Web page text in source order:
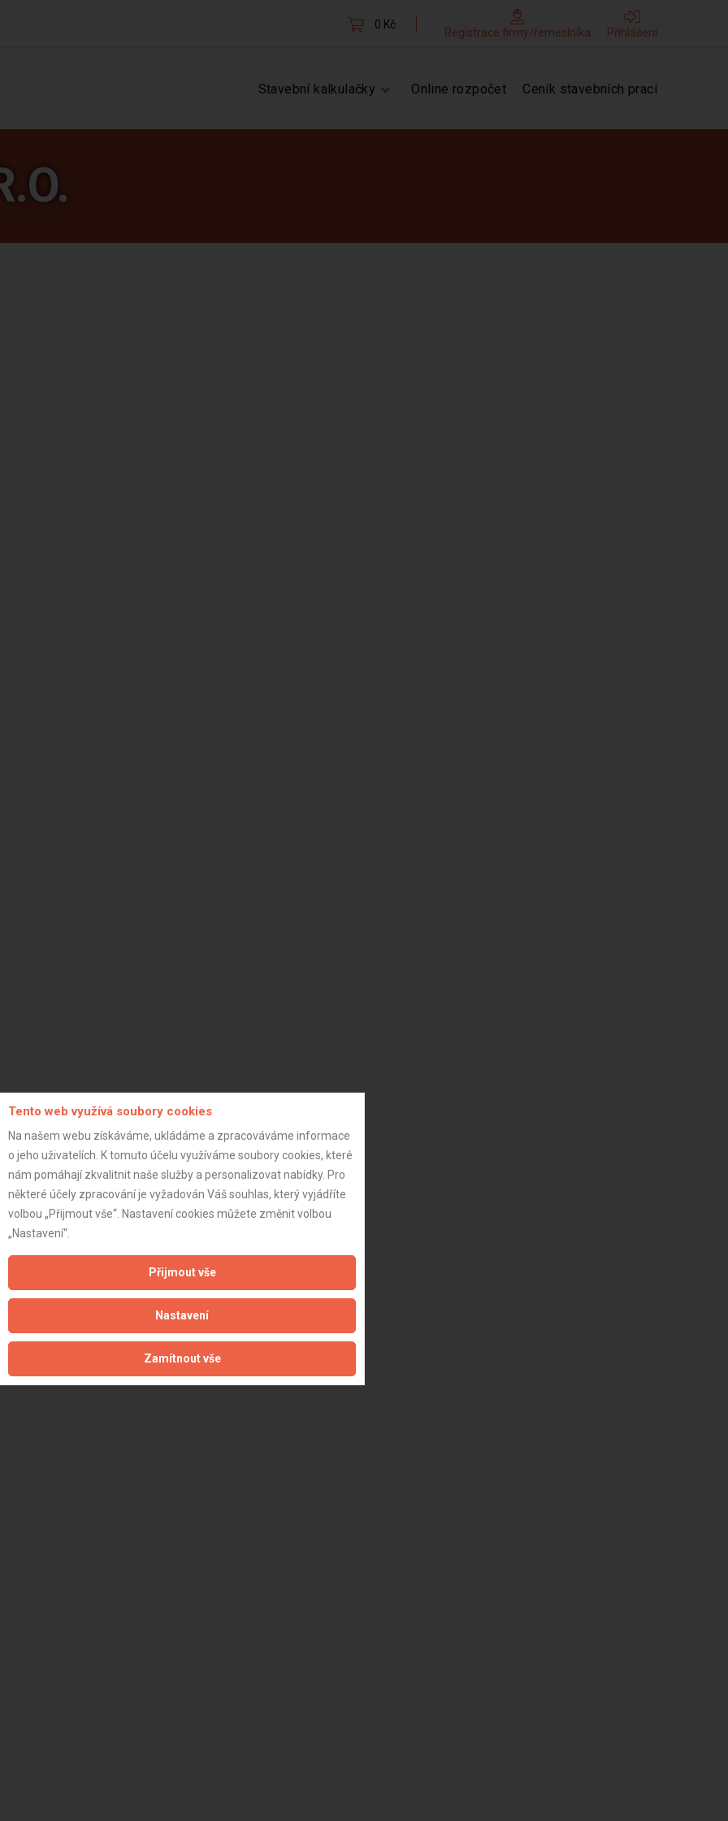
0 Kč
Registrace firmy/řemeslníka Přihlášení
Stavební kalkulačky Online rozpočet Ceník stavebních prací
Tento web využívá soubory cookies
Na našem webu získáváme, ukládáme a zpracováváme informace
o jeho uživatelích. K tomuto účelu využíváme soubory cookies, které
nám pomáhají zkvalitnit naše služby a personalizovat nabídky. Pro
některé účely zpracování je vyžadován Váš souhlas, který vyjádříte
volbou „Přijmout vše“. Nastavení cookies můžete změnit volbou
„Nastavení“.
Přijmout vše
Nastavení
Zamítnout vše